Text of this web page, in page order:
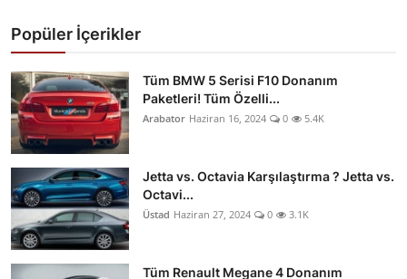
Popüler İçerikler
Tüm BMW 5 Serisi F10 Donanım
Paketleri! Tüm Özelli...
Arabator Haziran 16, 2024 0 5.4K
Jetta vs. Octavia Karşılaştırma ? Jetta vs.
Octavi...
Üstad Haziran 27, 2024 0 3.1K
Tüm Renault Megane 4 Donanım